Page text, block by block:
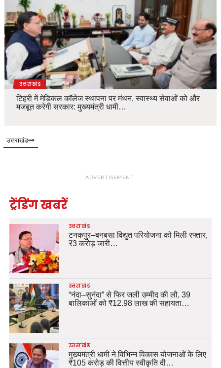
उत्तराखंड
टिहरी में मेडिकल कॉलेज स्थापना पर मंथन, स्वास्थ्य सेवाओं को और
मजबूत करेगी सरकार: मुख्यमंत्री धामी…
उत्तराखंड
ADVERTISEMENT
ट्रेंडिंग खबरें
उत्तराखंड
टनकपुर–बनबसा विद्युत परियोजना को मिली रफ्तार,
₹3 करोड़ जारी…
उत्तराखंड
“नंदा–सुनंदा” से फिर जली उम्मीद की लौ, 39
बालिकाओं को ₹12.98 लाख की सहायता…
उत्तराखंड
मुख्यमंत्री धामी ने विभिन्न विकास योजनाओं के लिए
₹105 करोड़ की वित्तीय स्वीकृति दी…